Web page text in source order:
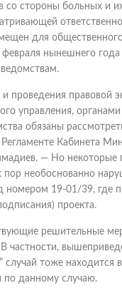
стороны больных и
для
февраля нынешнего
проведения правовой
управления,
обязаны
Кабинета
— Но некоторые
необоснованно
номером 19-01/39, где
проекта.
решительные
частности,
тоже находится
по данному случаю.